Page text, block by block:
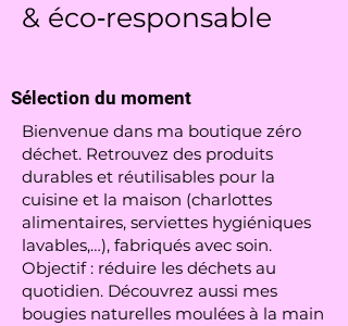
Sélection du moment
& éco‑responsable
Bienvenue dans ma boutique zéro
déchet. Retrouvez des produits
durables et réutilisables pour la
cuisine et la maison (charlottes
alimentaires, serviettes hygiéniques
lavables,…), fabriqués avec soin.
Objectif : réduire les déchets au
quotidien. Découvrez aussi mes
bougies naturelles moulées à la main